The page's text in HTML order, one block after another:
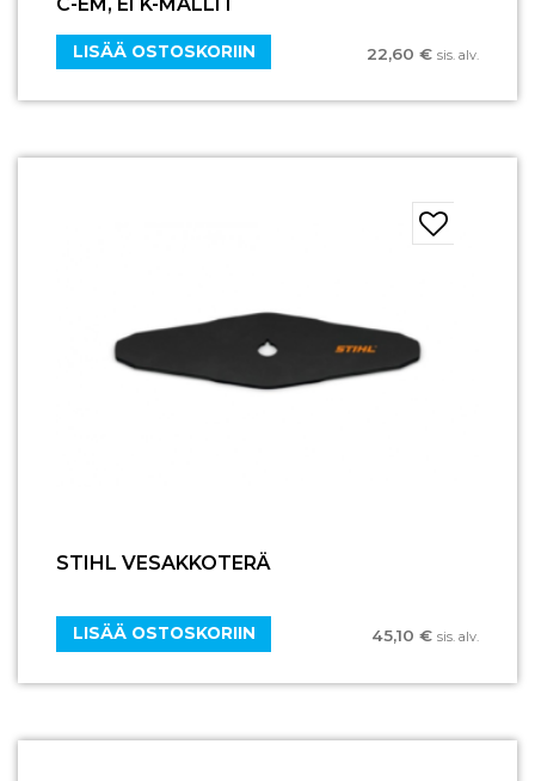
22,60 € sis. alv.
LISÄÄ OSTOSKORIIN
STIHL VESAKKOTERÄ
45,10 € sis. alv.
LISÄÄ OSTOSKORIIN